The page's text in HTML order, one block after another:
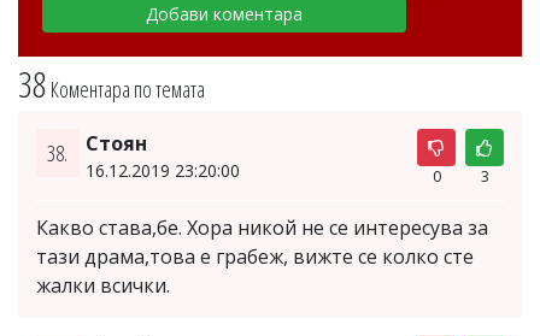
38 Коментара по темата
38. Стоян
16.12.2019 23:20:00 0 3
Какво става,бе. Хора никой не се интересува за
тази драма,това е грабеж, вижте се колко сте
жалки всички.